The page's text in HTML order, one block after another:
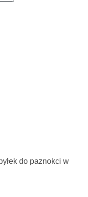
do paznokci w